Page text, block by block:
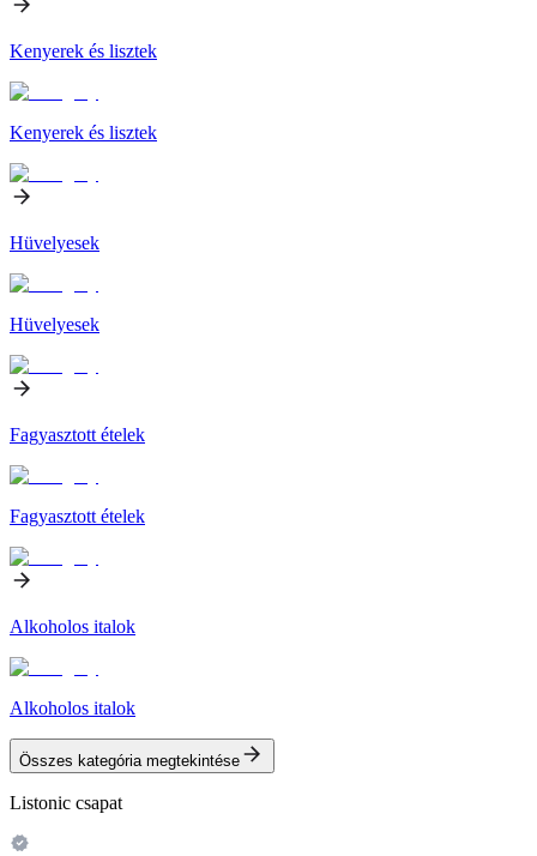
Kenyerek és lisztek
Kenyerek és lisztek
Hüvelyesek
Hüvelyesek
Fagyasztott ételek
Fagyasztott ételek
Alkoholos italok
Alkoholos italok
Összes kategória megtekintése
Listonic csapat